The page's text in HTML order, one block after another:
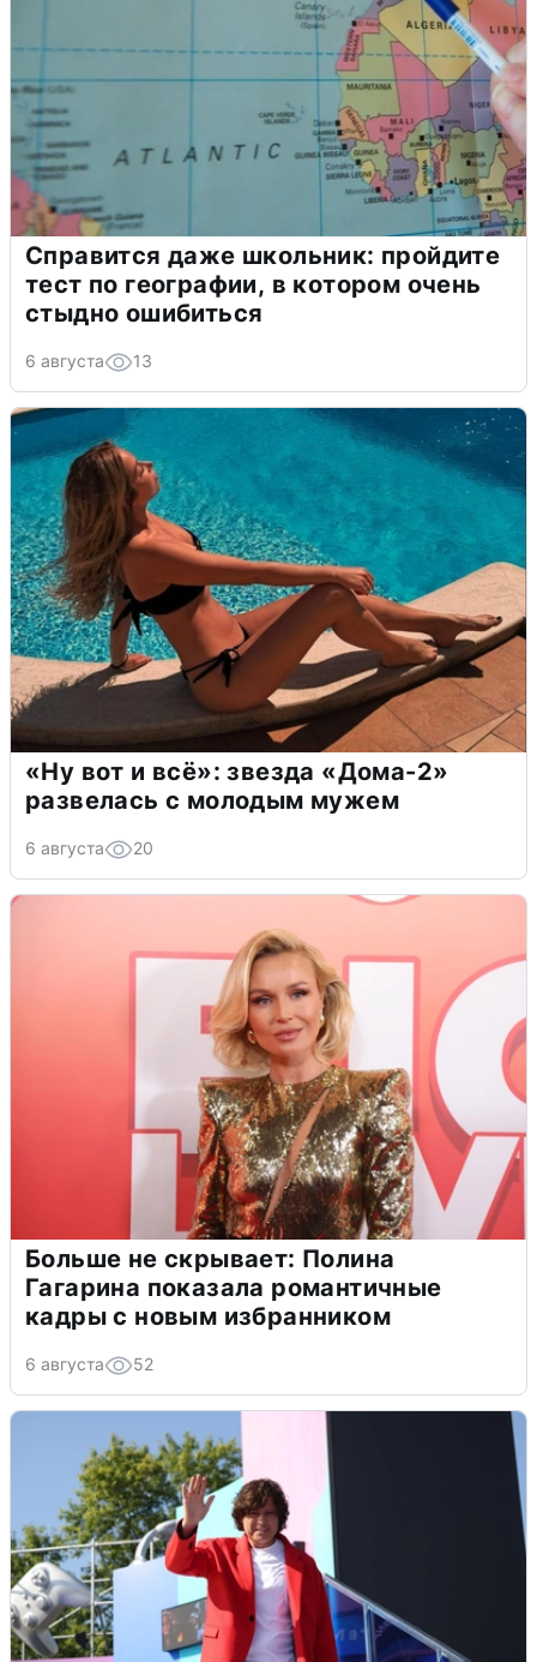
Справится даже школьник: пройдите
тест по географии, в котором очень
стыдно ошибиться
6 августа 13
«Ну вот и всё»: звезда «Дома-2»
развелась с молодым мужем
6 августа 20
Больше не скрывает: Полина
Гагарина показала романтичные
кадры с новым избранником
6 августа 52